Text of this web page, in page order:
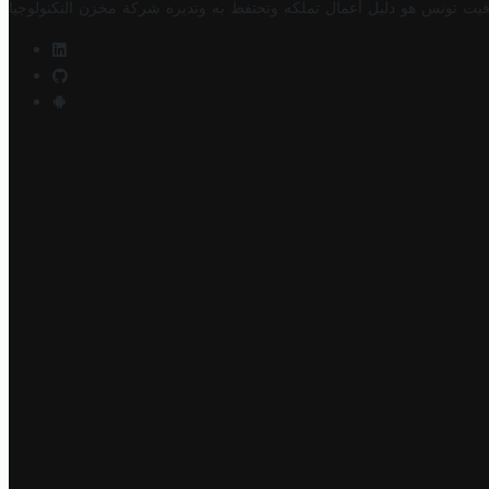
تونس هو دليل أعمال تملكه وتحتفظ به وتديره شركة مخزن التكنولوجيا